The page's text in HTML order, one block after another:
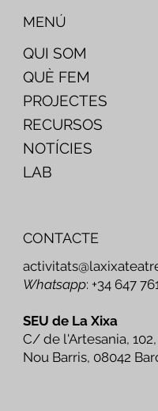
QUI SOM
QUÈ FEM
PROJECTES
RECURSOS
NOTÍCIES
LAB
MENÚ
CONTACTE
Whatsapp: +34 647
SEU de La Xixa
C/ de l'Artesania,
Nou Barris, 08042